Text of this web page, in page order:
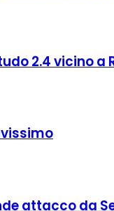
2.4 vicino a
attacco da